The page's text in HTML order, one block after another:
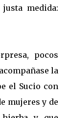
medida:
pocos
la
el Sucio con
mujeres y de